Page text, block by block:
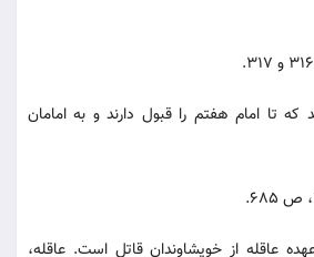
که تا امام هفتم را قبول دارند و به امامان
عاقله از خویشاوندان قاتل است. عاقله،